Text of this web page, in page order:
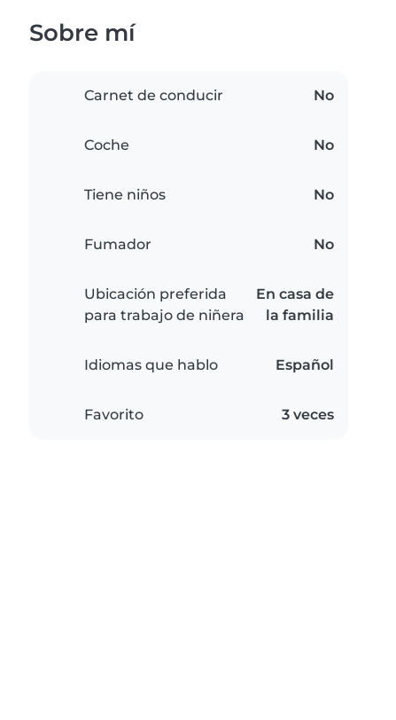
Sobre mí
Carnet de conducir No
Coche No
Tiene niños No
Fumador No
Ubicación preferida
para trabajo de niñera
En casa de
la familia
Idiomas que hablo Español
Favorito 3 veces